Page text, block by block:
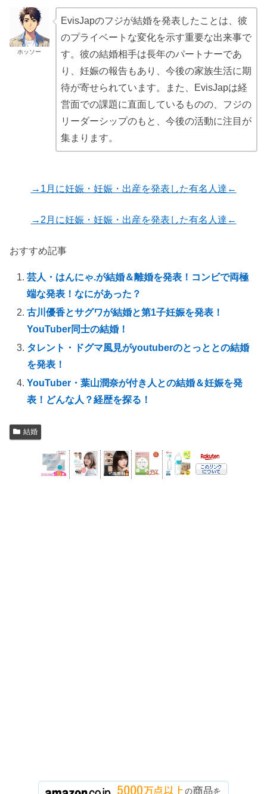
ホッソー
EvisJapのフジが結婚を発表したことは、彼
のプライベートな変化を示す重要な出来事で
す。彼の結婚相手は長年のパートナーであ
り、妊娠の報告もあり、今後の家族生活に期
待が寄せられています。また、EvisJapは経
営面での課題に直面しているものの、フジの
リーダーシップのもと、今後の活動に注目が
集まります。
→1月に妊娠・妊娠・出産を発表した有名人達←
→2月に妊娠・妊娠・出産を発表した有名人達←
おすすめ記事
芸人・はんにゃ.が結婚＆離婚を発表！コンビで両極
端な発表！なにがあった？
古川優香とサグワが結婚と第1子妊娠を発表！
YouTuber同士の結婚！
タレント・ドグマ風見がyoutuberのとっととの結婚
を発表！
YouTuber・葉山潤奈が付き人との結婚＆妊娠を発
表！どんな人？経歴を探る！
結婚